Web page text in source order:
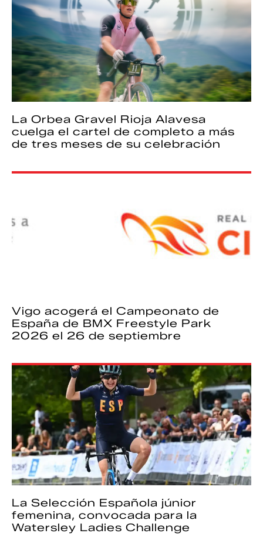
La Orbea Gravel Rioja Alavesa
cuelga el cartel de completo a más
de tres meses de su celebración
Vigo acogerá el Campeonato de
España de BMX Freestyle Park
2026 el 26 de septiembre
La Selección Española júnior
femenina, convocada para la
Watersley Ladies Challenge